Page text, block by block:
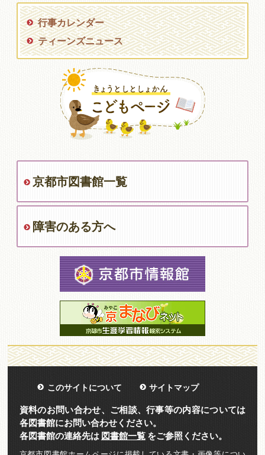
行事カレンダー
ティーンズニュース
京都市図書館一覧
障害のある方へ
このサイトについて サイトマップ
資料のお問い合わせ、ご相談、行事等の内容については
各図書館にお問い合わせください。
各図書館の連絡先は 図書館一覧をご参照ください。